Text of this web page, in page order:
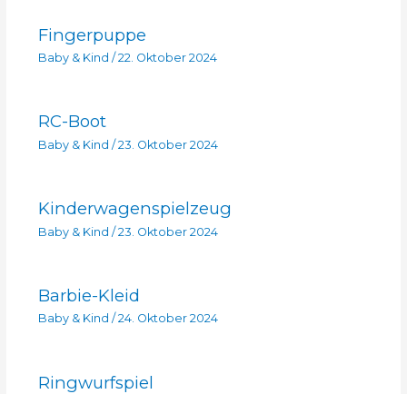
Fingerpuppe
Baby & Kind / 22. Oktober 2024
RC-Boot
Baby & Kind /23. Oktober 2024
Kinderwagenspielzeug
Baby & Kind /23. Oktober 2024
Barbie-Kleid
Baby & Kind / 24. Oktober 2024
Ringwurfspiel